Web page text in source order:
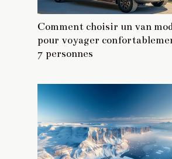
Comment choisir un van
pour voyager
7 personnes